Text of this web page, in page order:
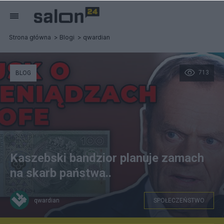
Strona główna Blogi qwardian
713
BLOG
Kaszebski bandzior planuje zamach
na skarb państwa..
qwardian SPOŁECZEŃSTWO